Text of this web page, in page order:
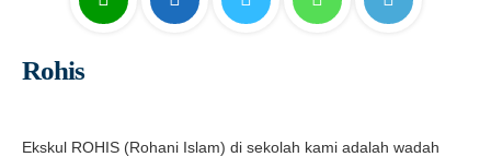
Rohis
Ekskul ROHIS (Rohani Islam) di sekolah kami adalah wadah